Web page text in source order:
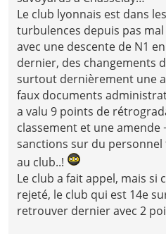
Le club lyonnais est dans les
turbulences depuis pas
avec une descente de N1
dernier, des changements
surtout dernièrement une
faux documents
a valu 9 points de
classement et une amende
sanctions sur du
au club..!
Le club a fait appel, mais si
rejeté, le club qui est 14e
retrouver dernier avec 2